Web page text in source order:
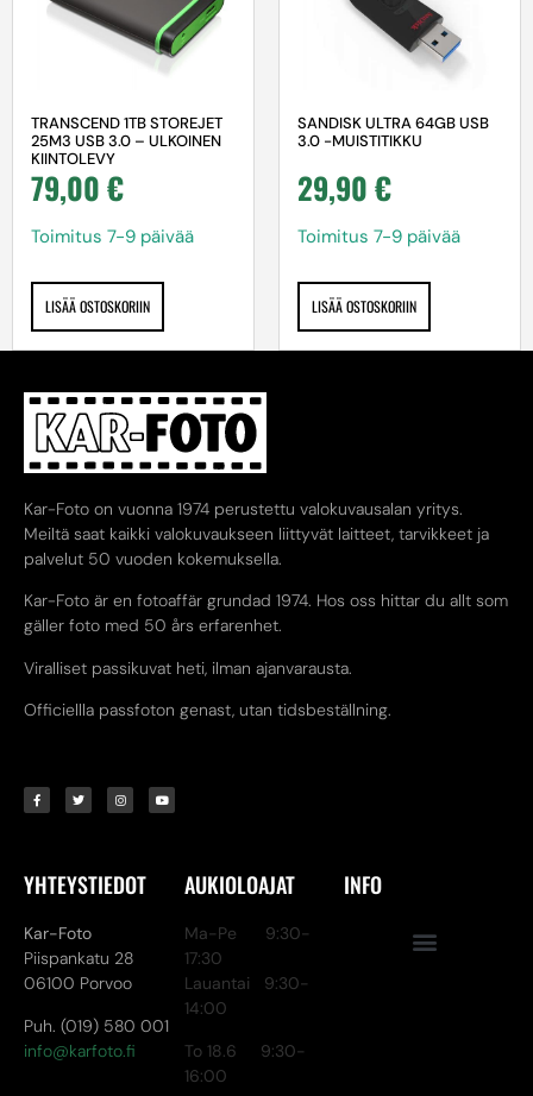
TRANSCEND 1TB STOREJET
25M3 USB 3.0 – ULKOINEN
KIINTOLEVY
79,00€
Toimitus 7-9 päivää
LISÄÄ OSTOSKORIIN
SANDISK ULTRA 64GB USB
3.0 -MUISTITIKKU
29,90€
Toimitus 7-9 päivää
LISÄÄ OSTOSKORIIN
Kar-Foto on vuonna 1974 perustettu valokuvausalan yritys.
Meiltä saat kaikki valokuvaukseen liittyvät laitteet, tarvikkeet ja
palvelut 50 vuoden kokemuksella.
Kar-Foto är en fotoaffär grundad 1974. Hos oss hittar du allt som
gäller foto med 50 års erfarenhet.
Viralliset passikuvat heti, ilman ajanvarausta.
Officiellla passfoton genast, utan tidsbeställning.
YHTEYSTIEDOT
Kar-Foto
Piispankatu 28
06100 Porvoo
Puh. (019) 580 001
info@karfoto.fi
AUKIOLOAJAT
Ma-Pe 9:30-
17:30
Lauantai 9:30-
14:00
To 18.6 9:30-
16:00
INFO